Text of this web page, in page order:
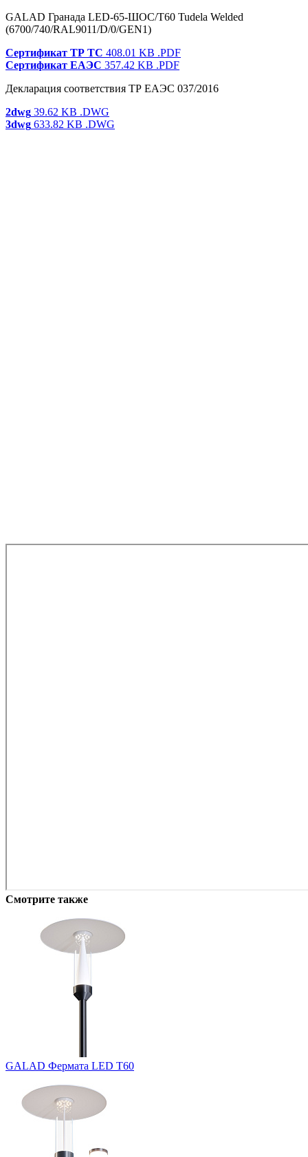
GALAD Гранада LED-65-ШОС/Т60 Tudela Welded
(6700/740/RAL9011/D/0/GEN1)
Сертификат ТР ТС 408.01 KB .PDF
Сертификат ЕАЭС 357.42 KB .PDF
Декларация соответствия ТР ЕАЭС 037/2016
2dwg 39.62 KB .DWG
3dwg 633.82 KB .DWG
Смотрите также
GALAD Фермата LED Т60